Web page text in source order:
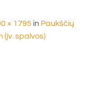
× 1795 in Paukščių
(įv. spalvos)